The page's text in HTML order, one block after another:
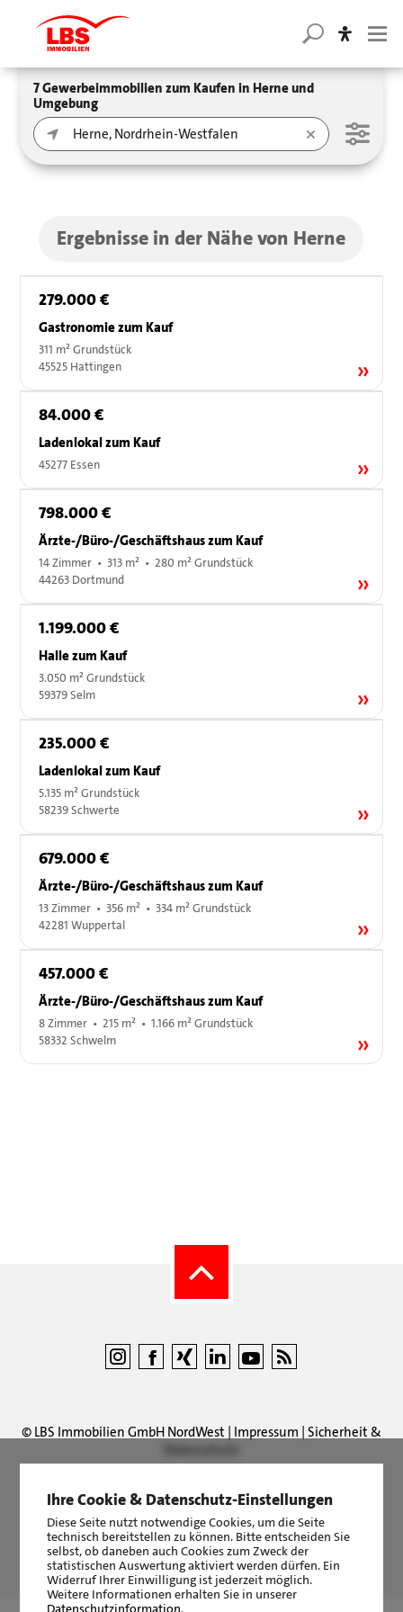
7 Gewerbeimmobilien zum Kaufen in Herne und
Umgebung
Ergebnisse in der Nähe von Herne
279.000 €
Gastronomie zum Kauf
311 m² Grundstück
45525 Hattingen
84.000 €
Ladenlokal zum Kauf
45277 Essen
798.000 €
Ärzte-/Büro-/Geschäftshaus zum Kauf
14 Zimmer • 313 m² • 280 m² Grundstück
44263 Dortmund
1.199.000 €
Halle zum Kauf
3.050 m² Grundstück
59379 Selm
235.000 €
Ladenlokal zum Kauf
5.135 m² Grundstück
58239 Schwerte
679.000 €
Ärzte-/Büro-/Geschäftshaus zum Kauf
13 Zimmer • 356 m² • 334 m² Grundstück
42281 Wuppertal
457.000 €
Ärzte-/Büro-/Geschäftshaus zum Kauf
8 Zimmer • 215 m² • 1.166 m² Grundstück
58332 Schwelm
© LBS Immobilien GmbH NordWest Impressum Sicherheit &
LBS Immobilien GmbH NordWesthat4,87von5Sternen
|2510Bewertungen auf ProvenExpert.com
Ihre Cookie & Datenschutz-Einstellungen
Diese Seite nutzt notwendige Cookies, um die Seite
technisch bereitstellen zu können. Bitte entscheiden Sie
selbst, ob daneben auch Cookies zum Zweck der
statistischen Auswertung aktiviert werden dürfen. Ein
Widerruf Ihrer Einwilligung ist jederzeit möglich.
Weitere Informationen erhalten Sie in unserer